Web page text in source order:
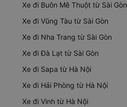
Xe đi Buôn Mê Thuột từ Sài Gòn
Xe đi Vũng Tàu từ Sài Gòn
Xe đi Nha Trang từ Sài Gòn
Xe đi Đà Lạt từ Sài Gòn
Xe đi Sapa từ Hà Nội
Xe đi Hải Phòng từ Hà Nội
Xe đi Vinh từ Hà Nội